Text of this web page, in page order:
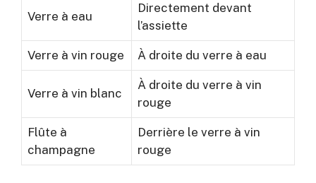
Verre à eau
Directement devant
l’assiette
Verre à vin rouge À droite du verre à eau
Verre à vin blanc
À droite du verre à vin
rouge
Flûte à
champagne
Derrière le verre à vin
rouge